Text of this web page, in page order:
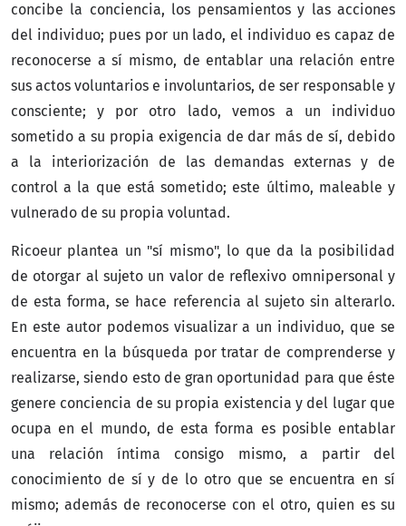
concibe la conciencia, los pensamientos y las acciones
del individuo; pues por un lado, el individuo es capaz de
reconocerse a sí mismo, de entablar una relación entre
sus actos voluntarios e involuntarios, de ser responsable y
consciente; y por otro lado, vemos a un individuo
sometido a su propia exigencia de dar más de sí, debido
a la interiorización de las demandas externas y de
control a la que está sometido; este último, maleable y
vulnerado de su propia voluntad.
Ricoeur plantea un "sí mismo", lo que da la posibilidad
de otorgar al sujeto un valor de reflexivo omnipersonal y
de esta forma, se hace referencia al sujeto sin alterarlo.
En este autor podemos visualizar a un individuo, que se
encuentra en la búsqueda por tratar de comprenderse y
realizarse, siendo esto de gran oportunidad para que éste
genere conciencia de su propia existencia y del lugar que
ocupa en el mundo, de esta forma es posible entablar
una relación íntima consigo mismo, a partir del
conocimiento de sí y de lo otro que se encuentra en sí
mismo; además de reconocerse con el otro, quien es su